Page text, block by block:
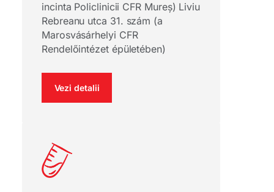
incinta Policlinicii CFR Mureș) Liviu
Rebreanu utca 31. szám (a
Marosvásárhelyi CFR
Rendelőintézet épületében)
Vezi detalii